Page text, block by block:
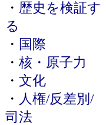
・ 歴史を検証す
る
・ 国際
・ 核・原子力
・ 文化
・ 人権/反差別/
司法